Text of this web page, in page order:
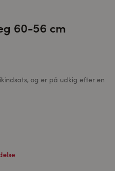
60-56 cm
og er på udkig efter en